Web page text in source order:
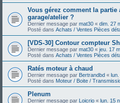
Vous gérez comment la
garage/atelier ?
Dernier message par mat30 « dim. 27
Posté dans Achats / Ventes Pièces
[VDS-30] Contour compteur
Dernier message par mat30 « jeu. 17
Posté dans Achats / Ventes Pièces
Ratés moteur à chaud
Dernier message par Bertrandbd «
Posté dans Moteur / Boite /
Plenum
Dernier message par Loicrio « lun. 15